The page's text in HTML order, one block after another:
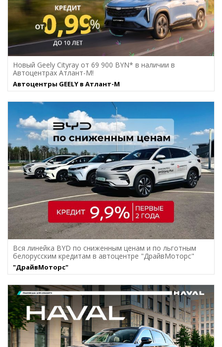
Новый Geely Cityray от 69 900 BYN* в наличии в
Автоцентрах Атлант-М!
Автоцентры GEELY в Атлант-М
Вся линейка BYD по сниженным ценам и по льготным
белорусским кредитам в автоцентре "ДрайвМоторс"
"ДрайвМоторс"